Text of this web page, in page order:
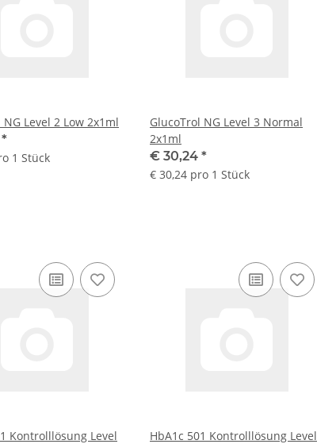
Level 2 Low 2x1ml
*
1 Stück
GlucoTrol NG Level 3 Normal
2x1ml
€ 30,24 *
€ 30,24 pro 1 Stück
Kontrolllösung Level
HbA1c 501 Kontrolllösung Level